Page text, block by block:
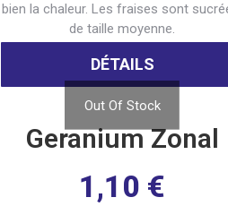
bien la chaleur. Les fraises sont
de taille moyenne.
DÉTAILS
Out Of Stock
Geranium Zonal
1,10 €